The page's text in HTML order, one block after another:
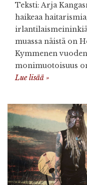
Teksti: Arja
haikeaa
muassa näistä on
Kymmenen
monimuotoisuus
Lue lisää »